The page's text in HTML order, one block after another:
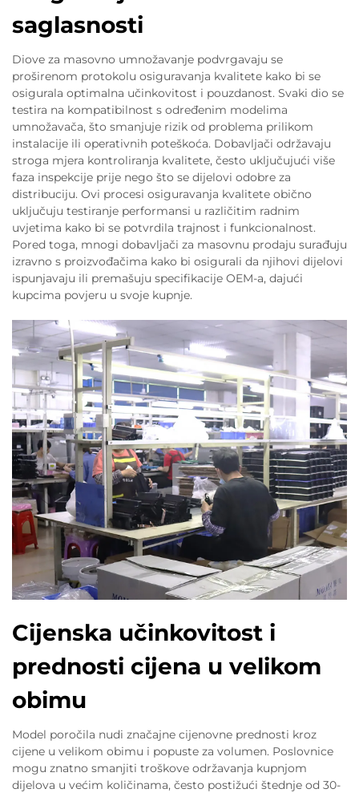
saglasnosti
Diove za masovno umnožavanje podvrgavaju se
proširenom protokolu osiguravanja kvalitete kako bi se
osigurala optimalna učinkovitost i pouzdanost. Svaki dio se
testira na kompatibilnost s određenim modelima
umnožavača, što smanjuje rizik od problema prilikom
instalacije ili operativnih poteškoća. Dobavljači održavaju
stroga mjera kontroliranja kvalitete, često uključujući više
faza inspekcije prije nego što se dijelovi odobre za
distribuciju. Ovi procesi osiguravanja kvalitete obično
uključuju testiranje performansi u različitim radnim
uvjetima kako bi se potvrdila trajnost i funkcionalnost.
Pored toga, mnogi dobavljači za masovnu prodaju surađuju
izravno s proizvođačima kako bi osigurali da njihovi dijelovi
ispunjavaju ili premašuju specifikacije OEM-a, dajući
kupcima povjeru u svoje kupnje.
Cijenska učinkovitost i
prednosti cijena u velikom
obimu
Model poročila nudi značajne cijenovne prednosti kroz
cijene u velikom obimu i popuste za volumen. Poslovnice
mogu znatno smanjiti troškove održavanja kupnjom
dijelova u većim količinama, često postižući štednje od 30-